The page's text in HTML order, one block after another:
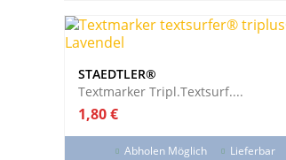
STAEDTLER®
Textmarker Tripl.textsurf....
Preis
1,80 €
Abholen Möglich Lieferbar